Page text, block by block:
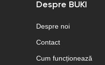
Despre BUKI
Despre noi
Contact
Cum funcționează